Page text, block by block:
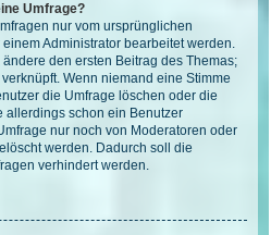
Umfrage?
nur vom ursprünglichen
Administrator bearbeitet werden.
den ersten Beitrag des Themas;
Wenn niemand eine Stimme
die Umfrage löschen oder die
allerdings schon ein Benutzer
nur noch von Moderatoren oder
werden. Dadurch soll die
verhindert werden.